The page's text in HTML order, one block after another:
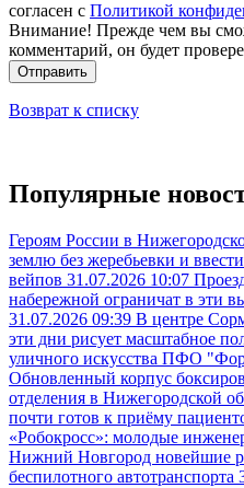
согласен с Политикой
Внимание! Прежде чем вы
комментарий, он будет
Отправить
Возврат к списку
Популярные
Героям России в
землю без жеребьевки и
вейпов 31.07.2026 10:07
набережной ограничат в эти
31.07.2026 09:39 В центре
эти дни рисует масштабное
уличного искусства ПФО
Обновленный корпус
отделения в Нижегородской
почти готов к приёму
«Робокросс»: молодые
Нижний Новгород новейшие
беспилотного автотранспорта